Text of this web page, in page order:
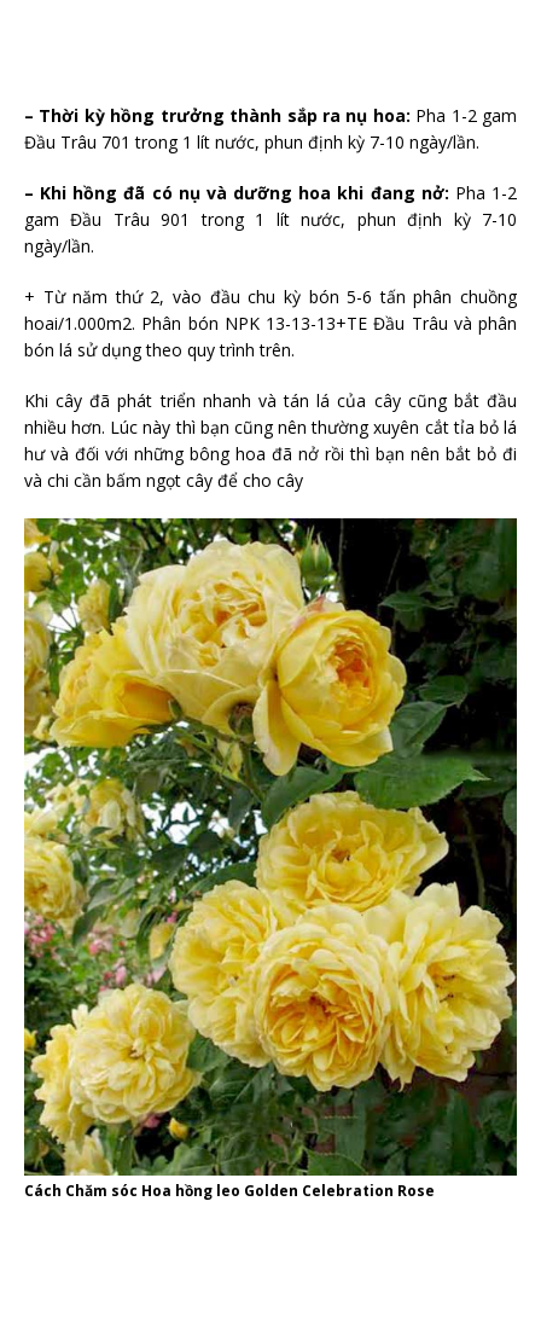
– Thời kỳ hồng trưởng thành sắp ra nụ hoa: Pha 1-2 gam
Đầu Trâu 701 trong 1 lít nước, phun định kỳ 7-10 ngày/lần.
– Khi hồng đã có nụ và dưỡng hoa khi đang nở: Pha 1-2
gam Đầu Trâu 901 trong 1 lít nước, phun định kỳ 7-10
ngày/lần.
+ Từ năm thứ 2, vào đầu chu kỳ bón 5-6 tấn phân chuồng
hoai/1.000m2. Phân bón NPK 13-13-13+TE Đầu Trâu và phân
bón lá sử dụng theo quy trình trên.
Khi cây đã phát triển nhanh và tán lá của cây cũng bắt đầu
nhiều hơn. Lúc này thì bạn cũng nên thường xuyên cắt tỉa bỏ lá
hư và đối với những bông hoa đã nở rồi thì bạn nên bắt bỏ đi
và chi cần bấm ngọt cây để cho cây
Cách Chăm sóc Hoa hồng leo Golden Celebration Rose